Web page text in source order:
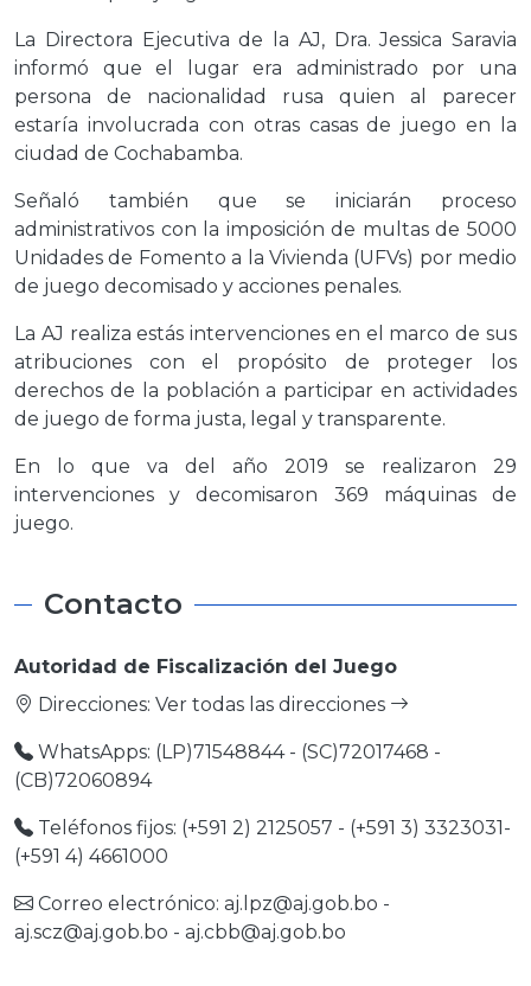
La Directora Ejecutiva de la AJ, Dra. Jessica Saravia
informó que el lugar era administrado por una
persona de nacionalidad rusa quien al parecer
estaría involucrada con otras casas de juego en la
ciudad de Cochabamba.
Señaló también que se iniciarán proceso
administrativos con la imposición de multas de 5000
Unidades de Fomento a la Vivienda (UFVs) por medio
de juego decomisado y acciones penales.
La AJ realiza estás intervenciones en el marco de sus
atribuciones con el propósito de proteger los
derechos de la población a participar en actividades
de juego de forma justa, legal y transparente.
En lo que va del año 2019 se realizaron 29
intervenciones y decomisaron 369 máquinas de
juego.
Contacto
Autoridad de Fiscalización del Juego
Direcciones: Ver todas las direcciones
WhatsApps: (LP)71548844 - (SC)72017468 -
(CB)72060894
Teléfonos fijos: (+591 2) 2125057 - (+591 3) 3323031-
(+591 4) 4661000
Correo electrónico: aj.lpz@aj.gob.bo -
aj.scz@aj.gob.bo - aj.cbb@aj.gob.bo